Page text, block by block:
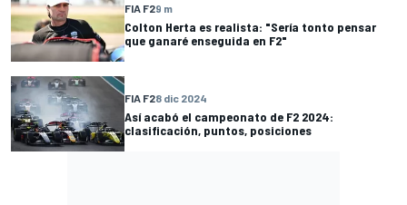
FIA F29 m
Colton Herta es realista: "Sería tonto pensar
que ganaré enseguida en F2"
FIA F28 dic 2024
Así acabó el campeonato de F2 2024:
clasificación, puntos, posiciones